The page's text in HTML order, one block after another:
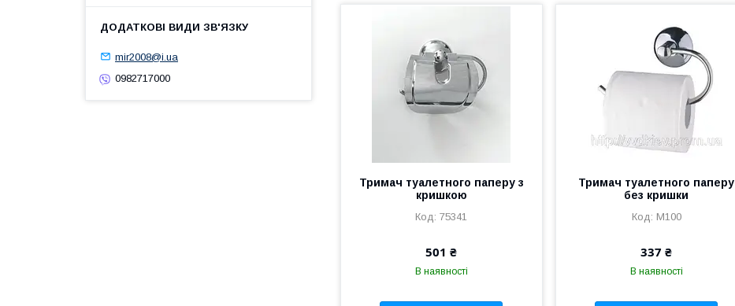
Тримач туалетного паперу з
кришкою
75341
501 ₴
В наявності
Тримач туалетного паперу
без кришки
M100
337 ₴
В наявності
mir2008@i.ua
0982717000